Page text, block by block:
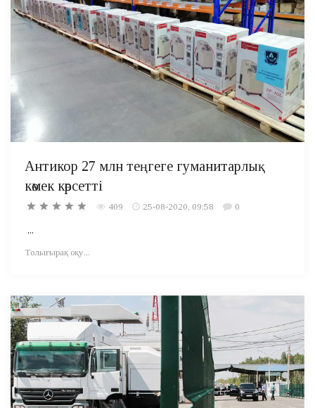
Антикор 27 млн теңгеге гуманитарлық
көмек көрсетті
409 25-08-2020, 09:58 0
...
Толығырақ оқу...